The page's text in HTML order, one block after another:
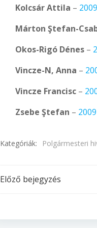
Kolcsár Attila – 2009
Márton Ştefan-
Okos-Rigó Dénes –
Vincze-N, Anna –
Vincze Francisc –
Zsebe Ştefan – 2009
Kategóriák: Polgármesteri
Post
Előző bejegyzés